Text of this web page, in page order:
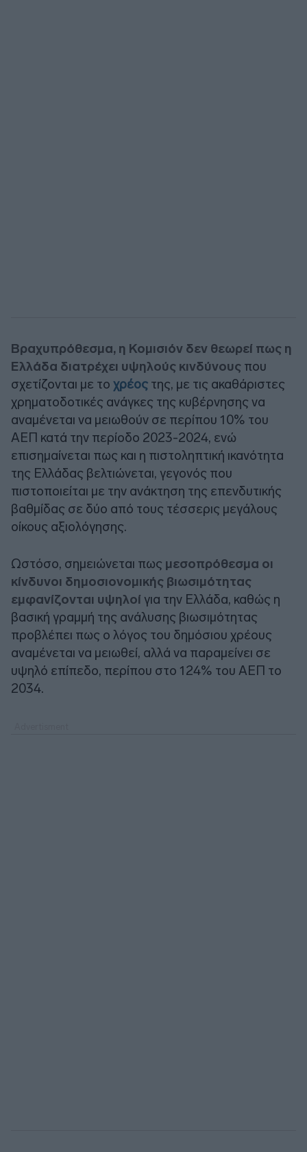
Βραχυπρόθεσμα, η Κομισιόν δεν θεωρεί πως η
Ελλάδα διατρέχει υψηλούς κινδύνους που
σχετίζονται με το χρέος της, με τις ακαθάριστες
χρηματοδοτικές ανάγκες της κυβέρνησης να
αναμένεται να μειωθούν σε περίπου 10% του
ΑΕΠ κατά την περίοδο 2023-2024, ενώ
επισημαίνεται πως και η πιστοληπτική ικανότητα
της Ελλάδας βελτιώνεται, γεγονός που
πιστοποιείται με την ανάκτηση της επενδυτικής
βαθμίδας σε δύο από τους τέσσερις μεγάλους
οίκους αξιολόγησης.
Ωστόσο, σημειώνεται πως μεσοπρόθεσμα οι
κίνδυνοι δημοσιονομικής βιωσιμότητας
εμφανίζονται υψηλοί για την Ελλάδα, καθώς η
βασική γραμμή της ανάλυσης βιωσιμότητας
προβλέπει πως ο λόγος του δημόσιου χρέους
αναμένεται να μειωθεί, αλλά να παραμείνει σε
υψηλό επίπεδο, περίπου στο 124% του ΑΕΠ το
2034.